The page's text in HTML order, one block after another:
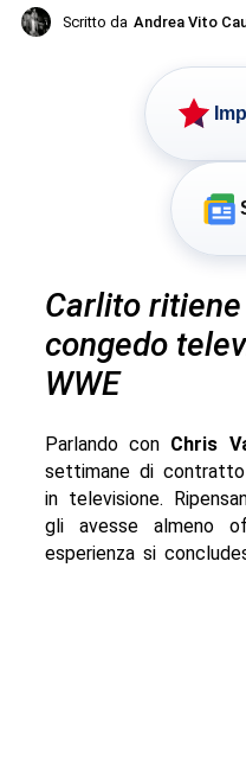
Scritto da Andrea Vito
Carlito
congedo
WWE
Parlando conChris
settimane di
in televisione.
gli avesse almeno
esperienza si